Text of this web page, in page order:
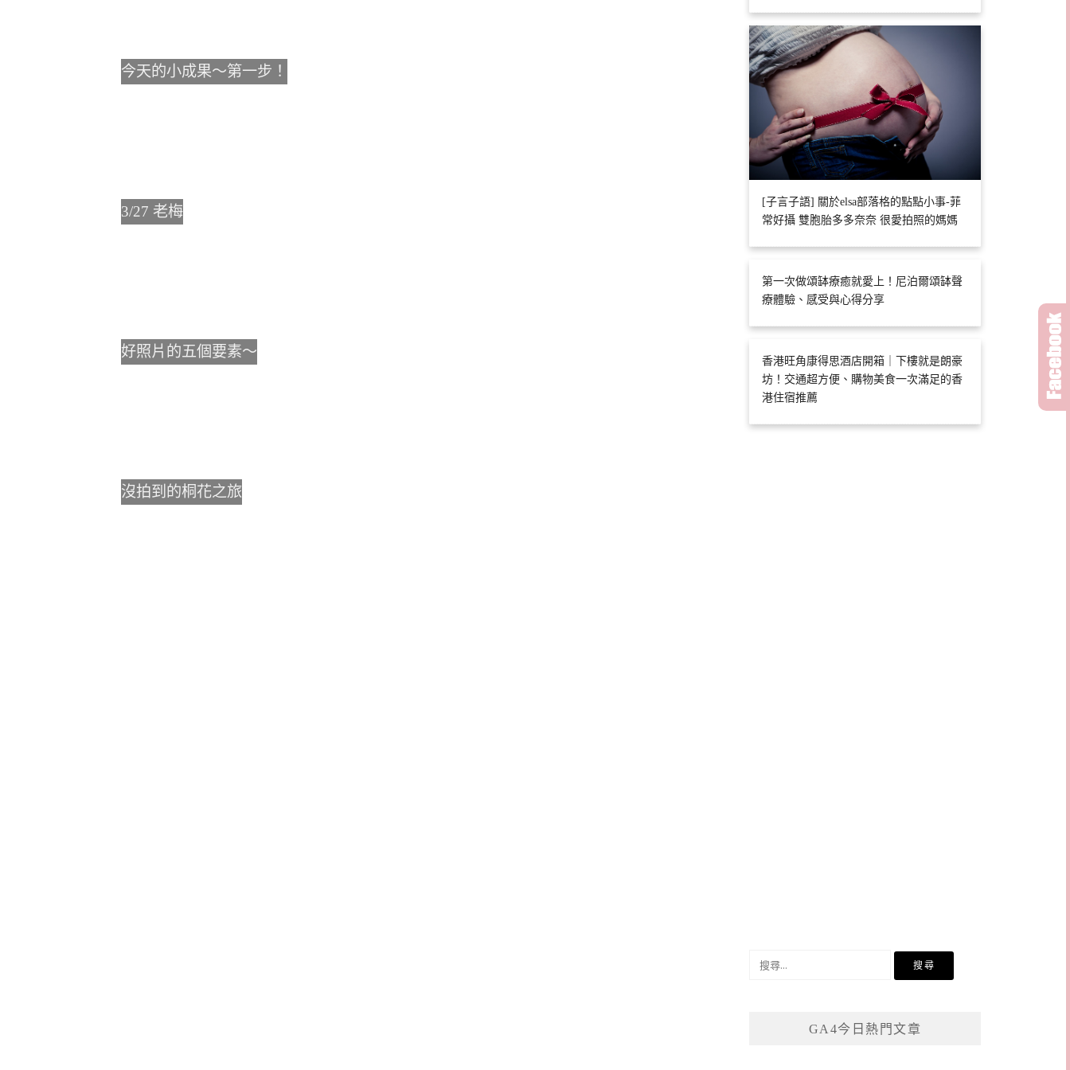
今天的小成果～第一步！
3/27 老梅
好照片的五個要素～
沒拍到的桐花之旅
[子言子語] 關於elsa部落格的點點小事-菲
常好攝 雙胞胎多多奈奈 很愛拍照的媽媽
第一次做頌缽療癒就愛上！尼泊爾頌缽聲
療體驗、感受與心得分享
香港旺角康得思酒店開箱｜下樓就是朗豪
坊！交通超方便、購物美食一次滿足的香
港住宿推薦
GA4今日熱門文章